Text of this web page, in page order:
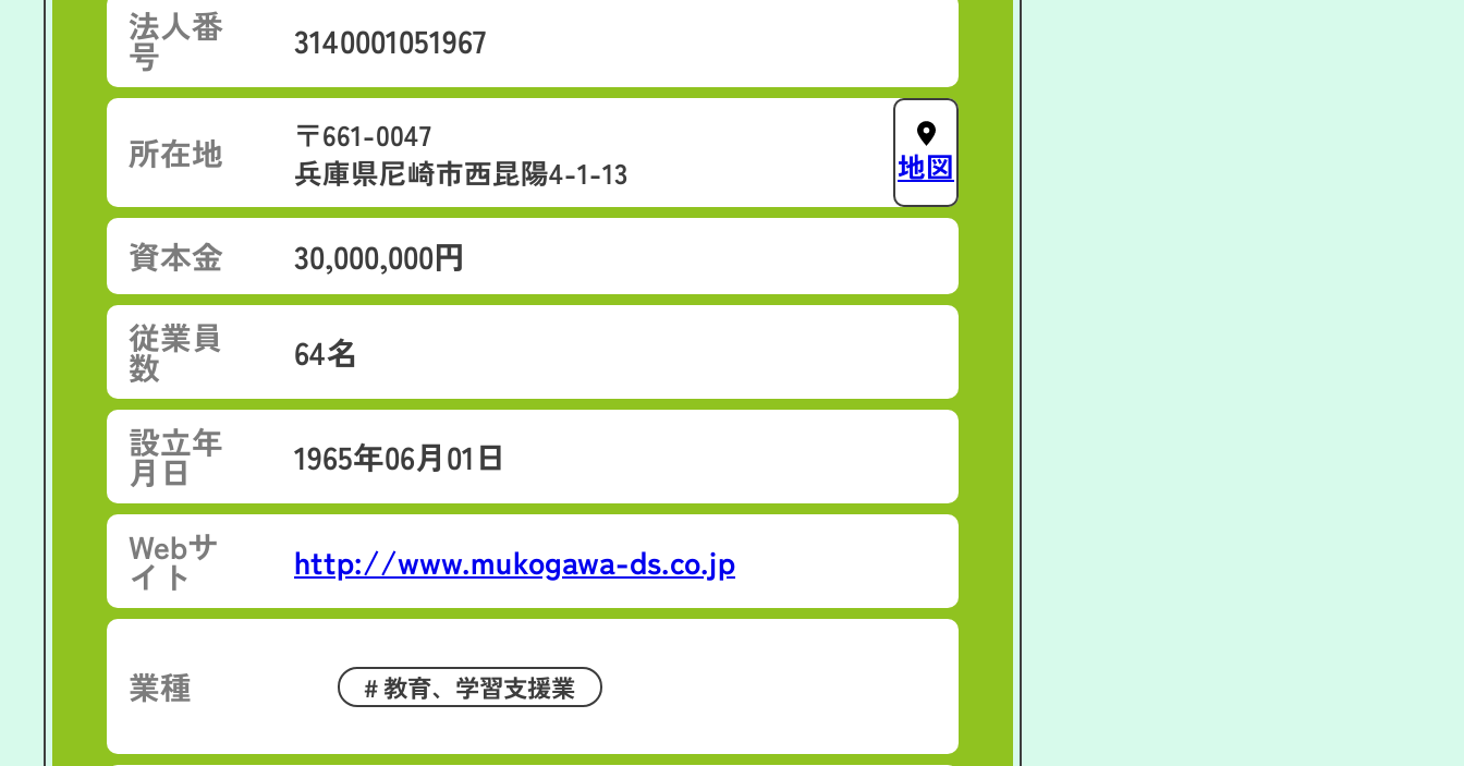
法人番
号 3140001051967
所在地
〒661-0047
兵庫県尼崎市西昆陽4-1-13
地図
資本金
30,000,000円
従業員
数
64名
設立年
月日
1965年06月01日
Webサ
イト http://www.mukogawa-ds.co.jp
業種 教育、学習支援業